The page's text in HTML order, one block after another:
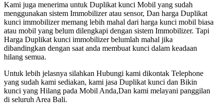
Kami juga menerima untuk Duplikat kunci Mobil yang sudah
menggunakan sistem Immobilizer atau sensor, Dan harga Duplikat
kunci immobilizer memang lebih mahal dari harga kunci mobil biasa
atau mobil yang belum dilengkapi dengan sistem Immobilizer. Tapi
Harga Duplikat kunci immobilizer belumlah mahal jika
dibandingkan dengan saat anda membuat kunci dalam keadaan
hilang semua.
Untuk lebih jelasnya silahkan Hubungi kami dikontak Telephone
yang sudah kami sediakan, kami jasa Duplikat kunci dan Bikin
kunci yang Hilang pada Mobil Anda,Dan kami melayani panggilan
di seluruh Area Bali.